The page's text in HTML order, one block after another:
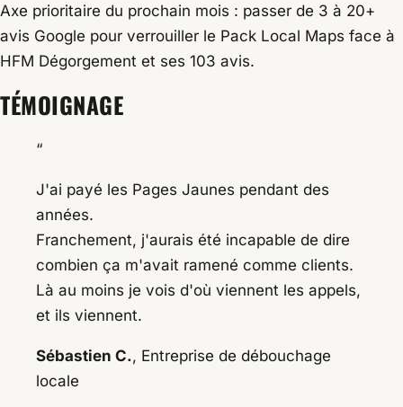
Axe prioritaire du prochain mois : passer de 3 à 20+
avis Google pour verrouiller le Pack Local Maps face à
HFM Dégorgement et ses 103 avis.
TÉMOIGNAGE
“
J'ai payé les Pages Jaunes pendant des
années.
Franchement, j'aurais été incapable de dire
combien ça m'avait ramené comme clients.
Là au moins je vois d'où viennent les appels,
et ils viennent.
Sébastien C., Entreprise de débouchage
locale